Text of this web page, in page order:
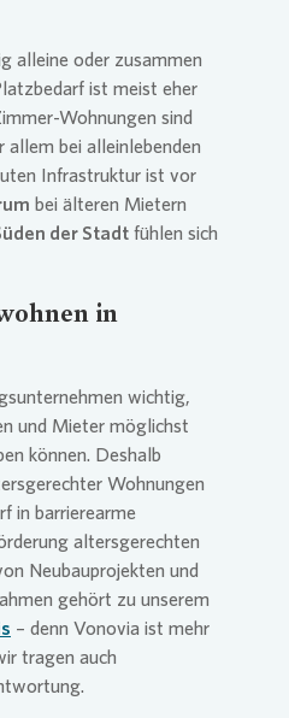
alleine oder zusammen
ist meist eher
Wohnungen sind
allem bei alleinlebenden
Infrastruktur ist vor
bei älteren Mietern
der Stadt fühlen sich
in
wichtig,
und Mieter möglichst
können. Deshalb
Wohnungen
in barrierearme
altersgerechten
Neubauprojekten und
gehört zu unserem
– denn Vonovia ist mehr
tragen auch